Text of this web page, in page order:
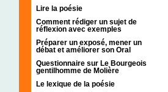
Lire la poésie
Comment rédiger un sujet de
réflexion avec exemples
Préparer un exposé, mener un
débat et améliorer son Oral
Questionnaire sur Le Bourgeois
gentilhomme de Molière
Le lexique de la poésie